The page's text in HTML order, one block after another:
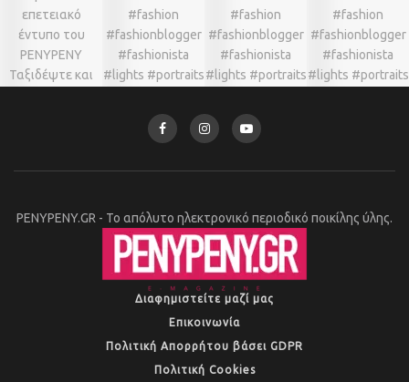
PENYPENY.GR - Το απόλυτο ηλεκτρονικό περιοδικό ποικίλης ύλης.
Διαφημιστείτε μαζί μας
Επικοινωνία
Πολιτική Απορρήτου βάσει GDPR
Πολιτική Cookies